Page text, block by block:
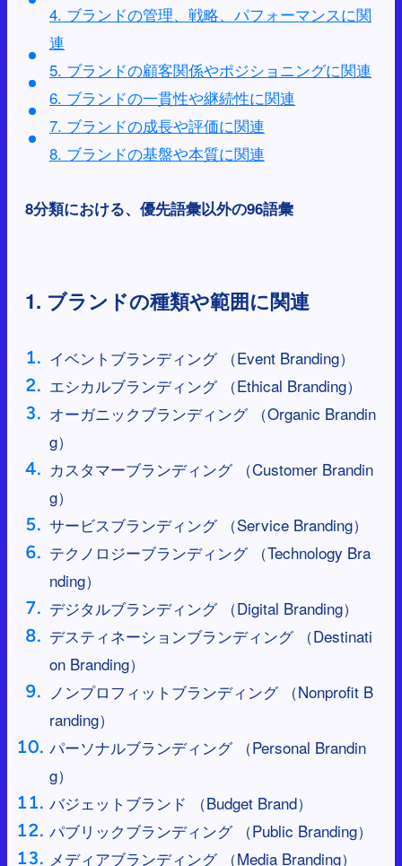
4. ブランドの管理、戦略、パフォーマンスに関
連
5. ブランドの顧客関係やポジショニングに関連
6. ブランドの一貫性や継続性に関連
7. ブランドの成長や評価に関連
8. ブランドの基盤や本質に関連
8分類における、優先語彙以外の96語彙
1. ブランドの種類や範囲に関連
イベントブランディング （Event Branding）
エシカルブランディング （Ethical Branding）
オーガニックブランディング （Organic Brandin
g）
カスタマーブランディング （Customer Brandin
g）
サービスブランディング （Service Branding）
テクノロジーブランディング （Technology Bra
nding）
デジタルブランディング （Digital Branding）
デスティネーションブランディング （Destinati
on Branding）
ノンプロフィットブランディング （Nonprofit B
randing）
パーソナルブランディング （Personal Brandin
g）
バジェットブランド （Budget Brand）
パブリックブランディング （Public Branding）
メディアブランディング （Media Branding）